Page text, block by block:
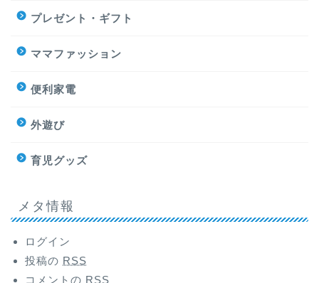
プレゼント・ギフト
ママファッション
便利家電
外遊び
育児グッズ
メタ情報
ログイン
投稿の RSS
コメントの RSS